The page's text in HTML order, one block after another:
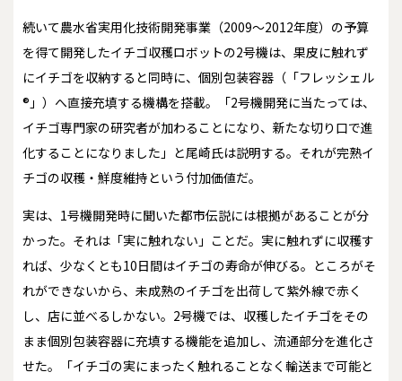
続いて農水省実用化技術開発事業（2009～2012年度）の予算
を得て開発したイチゴ収穫ロボットの2号機は、果皮に触れず
にイチゴを収納すると同時に、個別包装容器（「フレッシェル
®」）へ直接充填する機構を搭載。「2号機開発に当たっては、
イチゴ専門家の研究者が加わることになり、新たな切り口で進
化することになりました」と尾崎氏は説明する。それが完熟イ
チゴの収穫・鮮度維持という付加価値だ。
実は、1号機開発時に聞いた都市伝説には根拠があることが分
かった。それは「実に触れない」ことだ。実に触れずに収穫す
れば、少なくとも10日間はイチゴの寿命が伸びる。ところがそ
れができないから、未成熟のイチゴを出荷して紫外線で赤く
し、店に並べるしかない。2号機では、収穫したイチゴをその
まま個別包装容器に充填する機能を追加し、流通部分を進化さ
せた。「イチゴの実にまったく触れることなく輸送まで可能と